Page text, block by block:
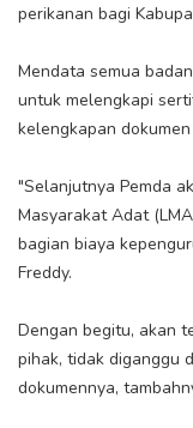
perikanan bagi
Mendata semua
untuk melengkapi
kelengkapan
"Selanjutnya Pemda
Masyarakat Adat
bagian biaya
Freddy.
Dengan begitu, akan
pihak, tidak diganggu
dokumennya,